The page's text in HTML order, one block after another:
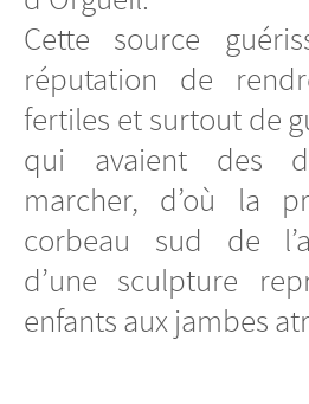
Cette source
réputation de
fertiles et surtout de
qui avaient des
marcher, d’où la
corbeau sud de
d’une sculpture
enfants aux jambes